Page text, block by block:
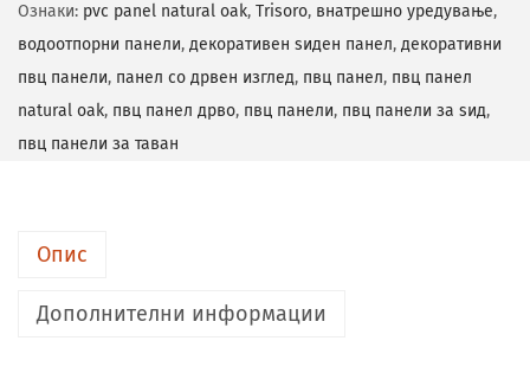
Ознаки: pvc panel natural oak, Trisoro, внатрешно уредување,
водоотпорни панели, декоративен ѕиден панел, декоративни
пвц панели, панел со дрвен изглед, пвц панел, пвц панел
natural oak, пвц панел дрво, пвц панели, пвц панели за ѕид,
пвц панели за таван
Опис
Дополнителни информации